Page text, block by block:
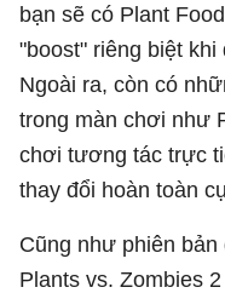
bạn sẽ có Plant
"boost" riêng biệt
Ngoài ra, còn có
trong màn chơi như
chơi tương tác trực
thay đổi hoàn toàn
Cũng như phiên
Plants vs. Zombies